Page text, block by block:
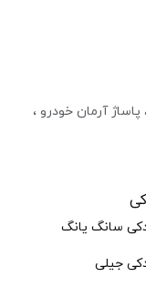
آرمان خودرو ،
سانگ یانگ
جیلی